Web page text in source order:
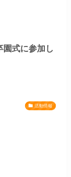
園式に参加し
活動情報